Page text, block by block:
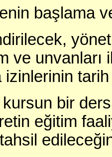
başlama
ve unvanları
tarih
kursun bir
eğitim